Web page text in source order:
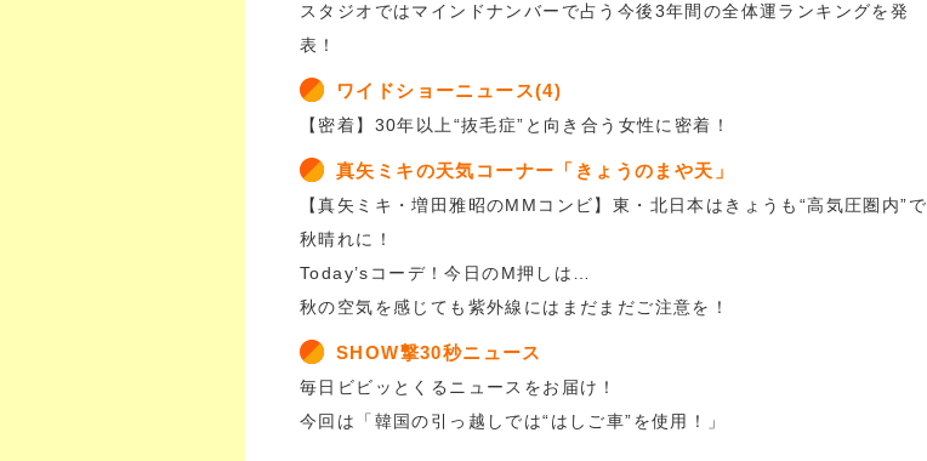
スタジオではマインドナンバーで占う今後3年間の全体運ランキングを発
表！
ワイドショーニュース(4)
【密着】30年以上“抜毛症”と向き合う女性に密着！
真矢ミキの天気コーナー「きょうのまや天」
【真矢ミキ・増田雅昭のMMコンビ】東・北日本はきょうも“高気圧圏内”で
秋晴れに！
Today’sコーデ！今日のM押しは…
秋の空気を感じても紫外線にはまだまだご注意を！
SHOW撃30秒ニュース
毎日ビビッとくるニュースをお届け！
今回は「韓国の引っ越しでは“はしご車”を使用！」